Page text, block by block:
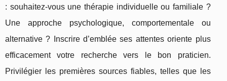
: souhaitez-vous une thérapie individuelle ou familiale ?
Une approche psychologique, comportementale ou
alternative ? Inscrire d’emblée ses attentes oriente plus
efficacement votre recherche vers le bon praticien.
Privilégier les premières sources fiables, telles que les